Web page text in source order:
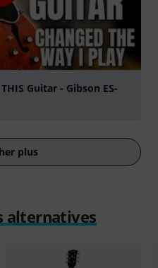
Guitar - Gibson ES-
plus
alternatives